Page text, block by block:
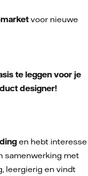
voor nieuwe
te leggen voor je
designer!
en hebt interesse
samenwerking met
leergierig en vindt